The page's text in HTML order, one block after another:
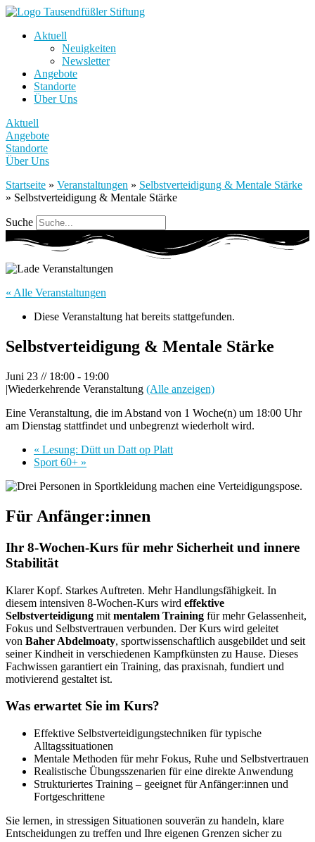
Aktuell
Neuigkeiten
Newsletter
Angebote
Standorte
Über Uns
Aktuell
Angebote
Standorte
Über Uns
Startseite » Veranstaltungen » Selbstverteidigung & Mentale Stärke
» Selbstverteidigung & Mentale Stärke
Suche
« Alle Veranstaltungen
Diese Veranstaltung hat bereits stattgefunden.
Selbstverteidigung & Mentale Stärke
Juni 23 // 18:00 - 19:00
|Wiederkehrende Veranstaltung (Alle anzeigen)
Eine Veranstaltung, die im Abstand von 1 Woche(n) um 18:00 Uhr
am Dienstag stattfindet und unbegrenzt wiederholt wird.
« Lesung: Dütt un Datt op Platt
Sport 60+ »
Für Anfänger:innen
Ihr 8‑Wochen‑Kurs für mehr Sicherheit und innere
Stabilität
Klarer Kopf. Starkes Auftreten. Mehr Handlungsfähigkeit. In
diesem intensiven 8‑Wochen‑Kurs wird effektive
Selbstverteidigung mit mentalem Training für mehr Gelassenheit,
Fokus und Selbstvertrauen verbunden. Der Kurs wird geleitet
von Baher Abdelmoaty, sportwissenschaftlich ausgebildet und seit
seiner Kindheit in verschiedenen Kampfkünsten zu Hause. Dieses
Fachwissen garantiert ein Training, das praxisnah, fundiert und
motivierend gestaltet ist.
Was erwartet Sie im Kurs?
Effektive Selbstverteidigungstechniken für typische
Alltagssituationen
Mentale Methoden für mehr Fokus, Ruhe und Selbstvertrauen
Realistische Übungsszenarien für eine direkte Anwendung
Strukturiertes Training – geeignet für Anfänger:innen und
Fortgeschrittene
Sie lernen, in stressigen Situationen souverän zu handeln, klare
Entscheidungen zu treffen und Ihre eigenen Grenzen sicher zu